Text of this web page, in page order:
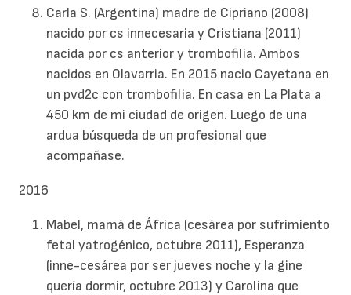
Carla S. (Argentina) madre de Cipriano (2008)
nacido por cs innecesaria y Cristiana (2011)
nacida por cs anterior y trombofilia. Ambos
nacidos en Olavarria. En 2015 nacio Cayetana en
un pvd2c con trombofilia. En casa en La Plata a
450 km de mi ciudad de origen. Luego de una
ardua búsqueda de un profesional que
acompañase.
2016
Mabel, mamá de África (cesárea por sufrimiento
fetal yatrogénico, octubre 2011), Esperanza
(inne-cesárea por ser jueves noche y la gine
quería dormir, octubre 2013) y Carolina que